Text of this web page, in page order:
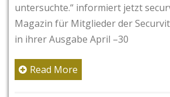
untersuchte.“ informiert jetzt
Magazin für Mitglieder der
in ihrer Ausgabe April –30
Read More